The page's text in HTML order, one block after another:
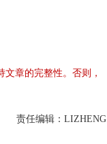
章的完整性。否则，
责任编辑：LIZHENG